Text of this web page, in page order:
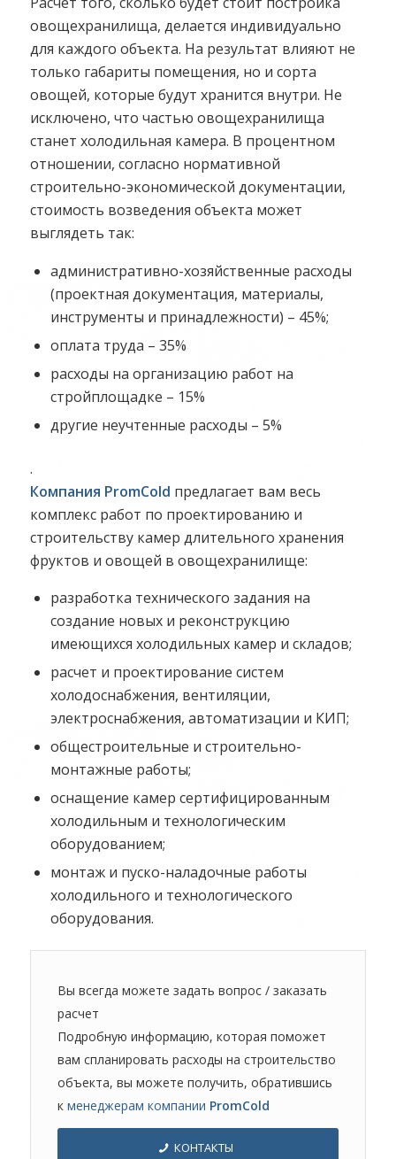
овощехранилища, делается индивидуально
для каждого объекта. На результат влияют не
только габариты помещения, но и сорта
овощей, которые будут хранится внутри. Не
исключено, что частью овощехранилища
станет холодильная камера. В процентном
отношении, согласно нормативной
строительно-экономической документации,
стоимость возведения объекта может
выглядеть так:
административно-хозяйственные расходы
(проектная документация, материалы,
инструменты и принадлежности) – 45%;
оплата труда – 35%
расходы на организацию работ на
стройплощадке – 15%
другие неучтенные расходы – 5%
.
Компания PromCold предлагает вам весь
комплекс работ по проектированию и
строительству камер длительного хранения
фруктов и овощей в овощехранилище:
разработка технического задания на
создание новых и реконструкцию
имеющихся холодильных камер и складов;
расчет и проектирование систем
холодоснабжения, вентиляции,
электроснабжения, автоматизации и КИП;
общестроительные и строительно-
монтажные работы;
оснащение камер сертифицированным
холодильным и технологическим
оборудованием;
монтаж и пуско-наладочные работы
холодильного и технологического
оборудования.
Вы всегда можете задать вопрос / заказать
расчет
Подробную информацию, которая поможет
вам спланировать расходы на строительство
объекта, вы можете получить, обратившись
к менеджерам компании PromCold
КОНТАКТЫ